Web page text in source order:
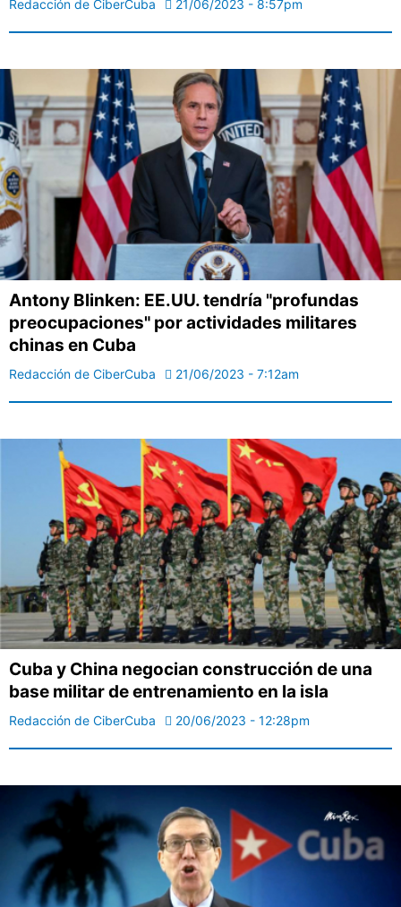
Redacción de CiberCuba 21/06/2023 - 8:57pm
Antony Blinken: EE.UU. tendría "profundas
preocupaciones" por actividades militares
chinas en Cuba
Redacción de CiberCuba 21/06/2023 - 7:12am
Cuba y China negocian construcción de una
base militar de entrenamiento en la isla
Redacción de CiberCuba 20/06/2023 - 12:28pm